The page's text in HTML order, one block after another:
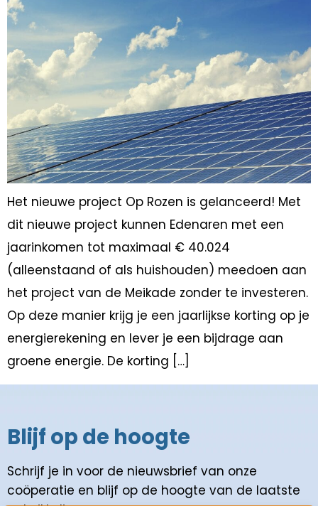
Het nieuwe project Op Rozen is gelanceerd! Met
dit nieuwe project kunnen Edenaren met een
jaarinkomen tot maximaal € 40.024
(alleenstaand of als huishouden) meedoen aan
het project van de Meikade zonder te investeren.
Op deze manier krijg je een jaarlijkse korting op je
energierekening en lever je een bijdrage aan
groene energie. De korting […]
Blijf op de hoogte
Schrijf je in voor de nieuwsbrief van onze
coöperatie en blijf op de hoogte van de laatste